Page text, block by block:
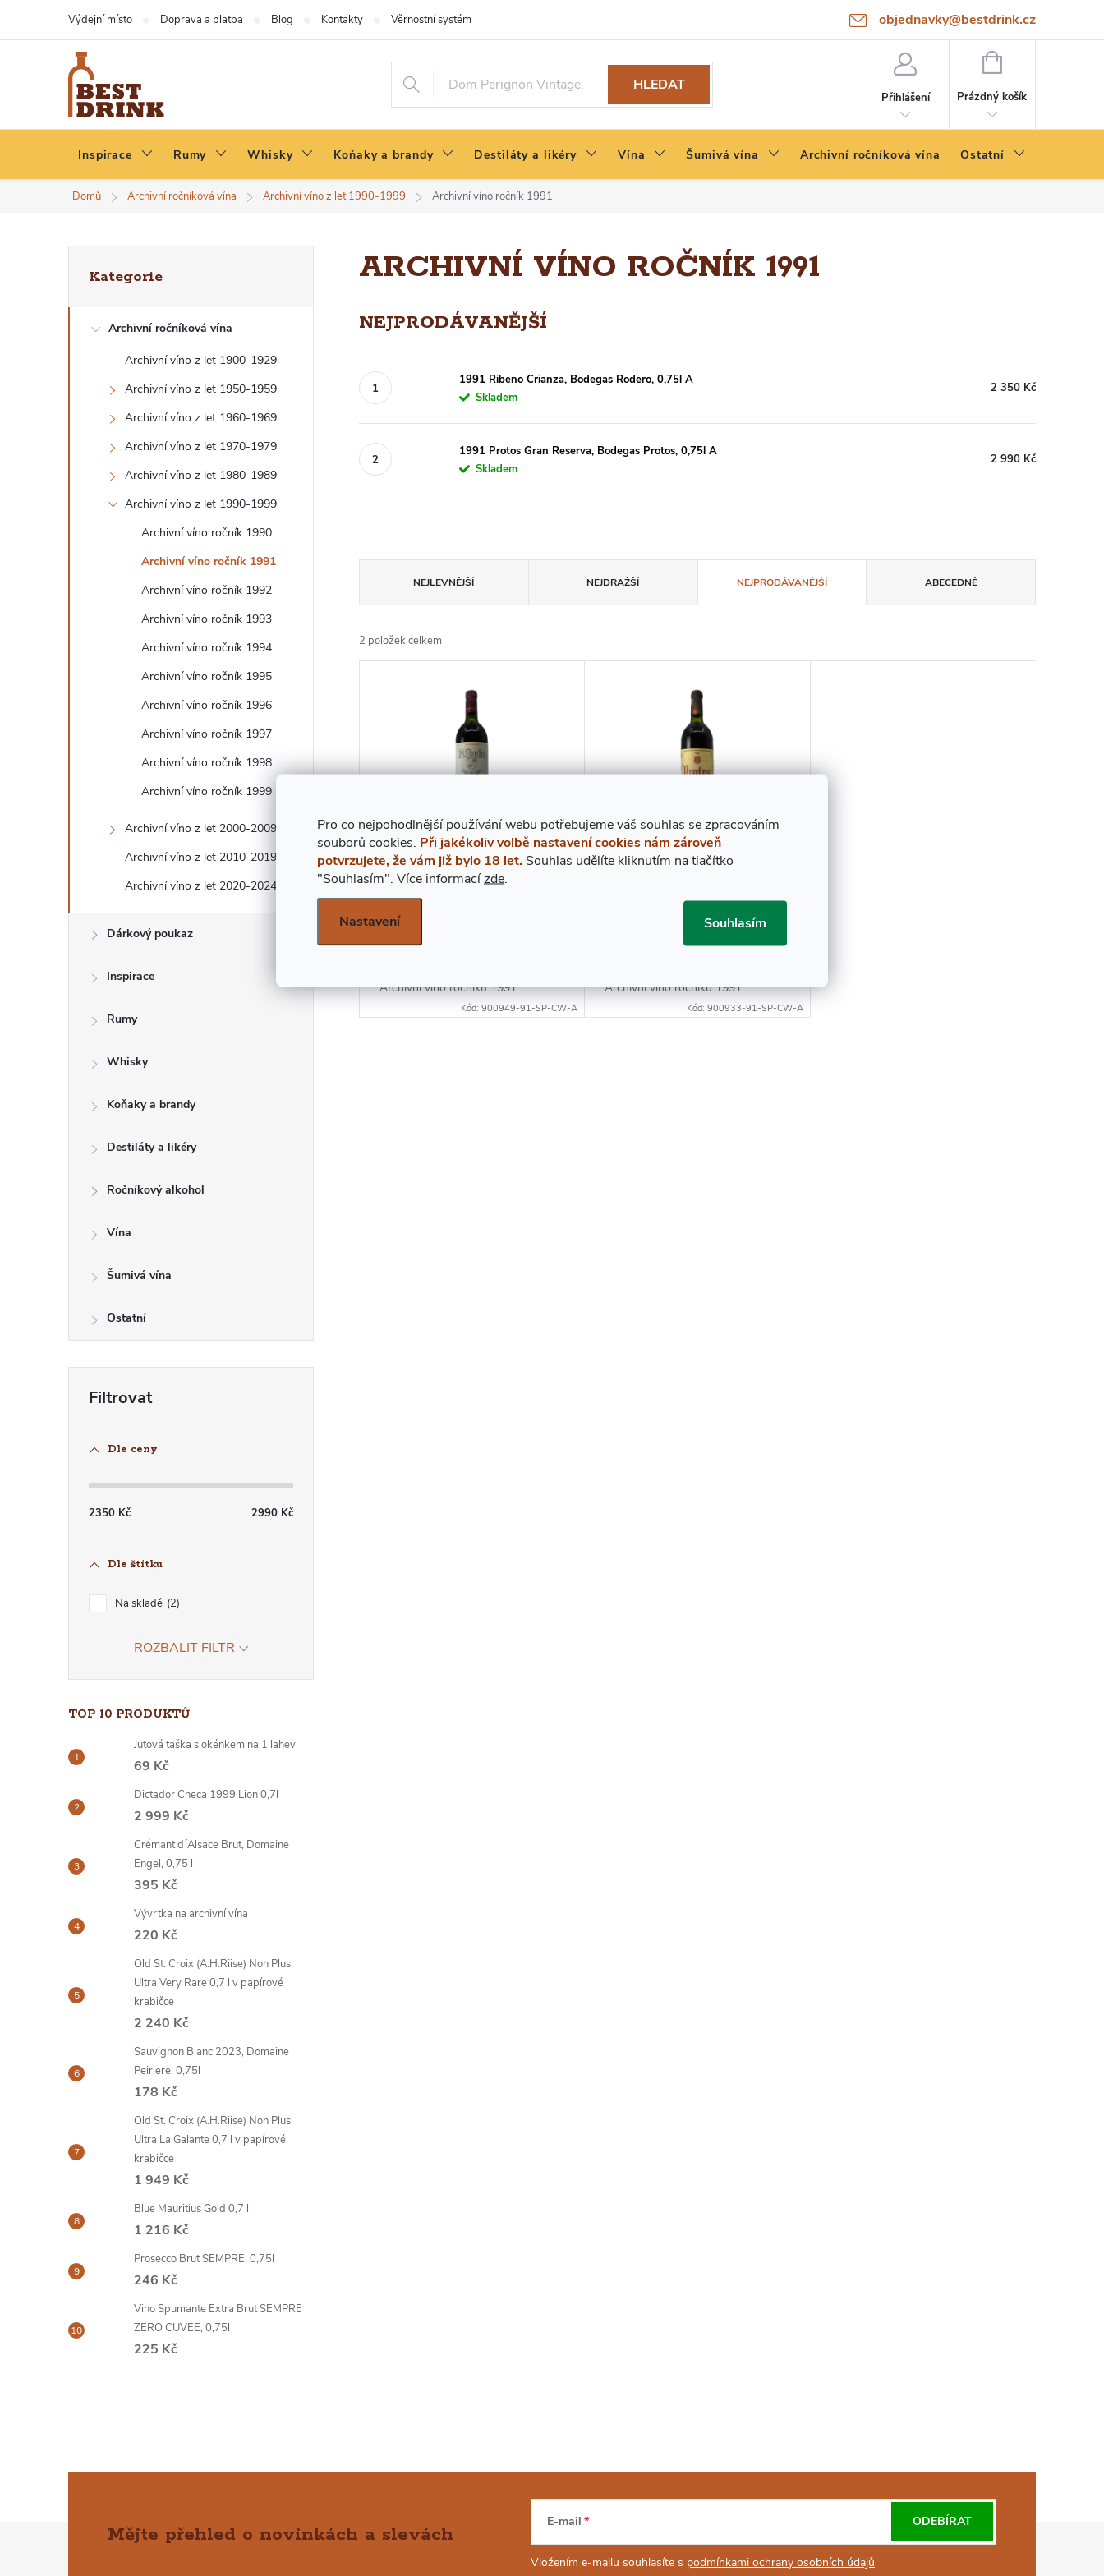
Pro co nejpohodlnější používání webu potřebujeme váš souhlas se zpracováním
souborů cookies. Při jakékoliv volbě nastavení cookies nám zároveň
potvrzujete, že vám již bylo 18 let. Souhlas udělíte kliknutím na tlačítko
"Souhlasím". Více informacízde.
Nastavení Souhlasím
objednavky@bestdrink.cz
Výdejní místo Doprava a platba Blog Kontakty Věrnostní systém
HLEDAT
Přihlášení
NÁKUPNÍ
Prázdný košík
Inspirace Rumy Whisky Koňaky a brandy Destiláty a likéry Vína Šumivá vína Archivní ročníková vína Ostatní
Domů Archivní ročníková vína Archivní víno z let 1990-1999 Archivní víno ročník 1991
O
kategorie
Kategorie
Archivní ročníková vína
Archivní víno z let 1900-1929
Archivní víno z let 1950-1959
Archivní víno z let 1960-1969
Archivní víno z let 1970-1979
Archivní víno z let 1980-1989
Archivní víno z let 1990-1999
Archivní víno ročník 1990
Archivní víno ročník 1991
Archivní víno ročník 1992
Archivní víno ročník 1993
Archivní víno ročník 1994
Archivní víno ročník 1995
Archivní víno ročník 1996
Archivní víno ročník 1997
Archivní víno ročník 1998
Archivní víno ročník 1999
Archivní víno z let 2000-2009
Archivní víno z let 2010-2019
Archivní víno z let 2020-2024
Dárkový poukaz
Inspirace
Rumy
Whisky
Koňaky a brandy
Destiláty a likéry
Ročníkový alkohol
Vína
Šumivá vína
Ostatní
Dle ceny
2350 Kč 2990 Kč
Dle štítku
Na skladě 2
ROZBALIT FILTR
TOP 10 PRODUKTŮ
Jutová taška s okénkem na 1 lahev
69 Kč
Dictador Checa 1999 Lion 0,7l
2 999 Kč
Crémant d´Alsace Brut, Domaine
Engel, 0,75 l
395 Kč
Vývrtka na archivní vína
220 Kč
Old St. Croix (A.H.Riise) Non Plus
Ultra Very Rare 0,7 l v papírové
krabičce
2 240 Kč
Sauvignon Blanc 2023, Domaine
Peiriere, 0,75l
178 Kč
Old St. Croix (A.H.Riise) Non Plus
Ultra La Galante 0,7 l v papírové
krabičce
1 949 Kč
Blue Mauritius Gold 0,7 l
1 216 Kč
Prosecco Brut SEMPRE, 0,75l
246 Kč
Vino Spumante Extra Brut SEMPRE
ZERO CUVÉE, 0,75l
225 Kč
ARCHIVNÍ VÍNO ROČNÍK 1991
NEJPRODÁVANĚJŠÍ
1991 Ribeno Crianza, Bodegas Rodero, 0,75l A
Skladem
2 350 Kč
1991 Protos Gran Reserva, Bodegas Protos, 0,75l A
Skladem
2 990 Kč
Z
Í
P
R
O
D
U
NEJLEVNĚJŠÍ NEJDRAŽŠÍ NEJPRODÁVANĚJŠÍ ABECEDNĚ
2 položek celkem
P
S
P
R
D
1991 Ribeno Crianza,
Bodegas Rodero, 0,75l A
2 350 Kč
Skladem
Archivní víno ročníku 1991
Kód: 900949-91-SP-CW-A
Bodegas Protos, 0,75l A
Archivní víno ročníku 1991
Kód: 900933-91-SP-CW-A
Mějte přehled o novinkách a slevách
E-mail
Vložením e-mailu souhlasíte s podmínkami ochrany osobních údajů
ODEBÍRAT